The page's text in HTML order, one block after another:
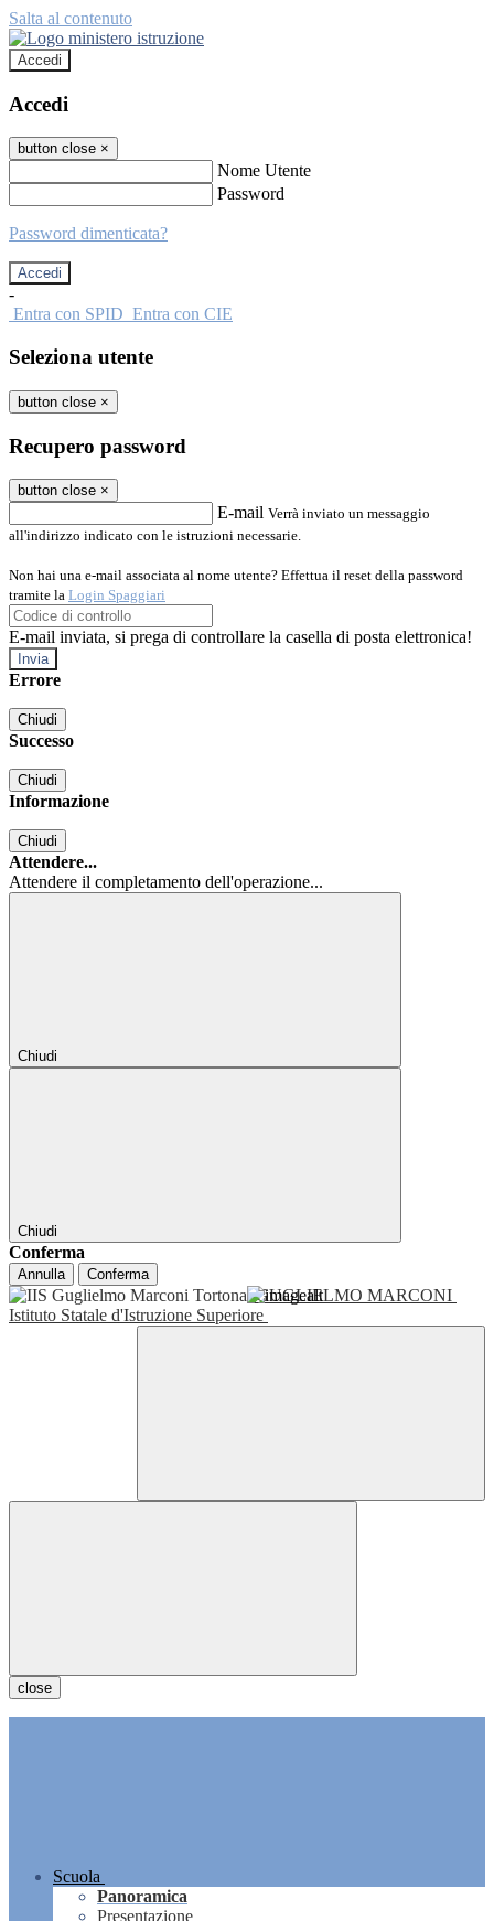
Salta al contenuto
Accedi
Accedi
button close ×
Nome Utente
Password
Password dimenticata?
-
Entra con SPID Entra con CIE
Seleziona utente
button close ×
Recupero password
button close ×
E-mail Verrà inviato un messaggio
all'indirizzo indicato con le istruzioni necessarie.
Non hai una e-mail associata al nome utente? Effettua il reset della password
tramite la Login Spaggiari
E-mail inviata, si prega di controllare la casella di posta elettronica!
Errore
Chiudi
Successo
Chiudi
Informazione
Chiudi
Attendere...
Attendere il completamento dell'operazione...
Chiudi
Chiudi
Conferma
Annulla Conferma
GUGLIELMO MARCONI
Istituto Statale d'Istruzione Superiore
close
Scuola
Panoramica
Presentazione